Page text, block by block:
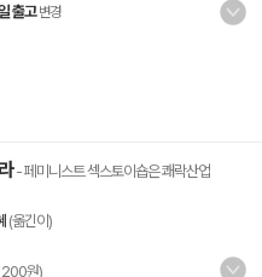
출고 변경
- 페미니스트 섹스토이숍은 쾌락산업
(옮긴이)
원)